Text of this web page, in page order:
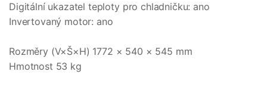
Digitální ukazatel teploty pro chladničku: ano
Invertovaný motor: ano
Rozměry (V×Š×H) 1772 × 540 × 545 mm
Hmotnost 53 kg